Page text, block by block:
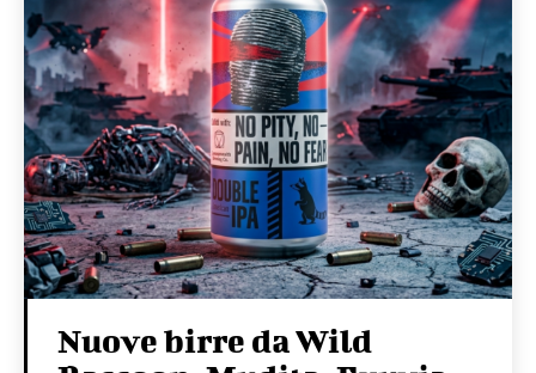
Nuove birre da Wild